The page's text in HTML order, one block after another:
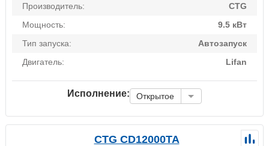
Производитель:
CTG
Мощность:
9.5 кВт
Тип запуска:
Автозапуск
Двигатель:
Lifan
Исполнение: Открытое
CTG CD12000TA